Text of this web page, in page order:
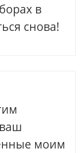
в
снова!
моим